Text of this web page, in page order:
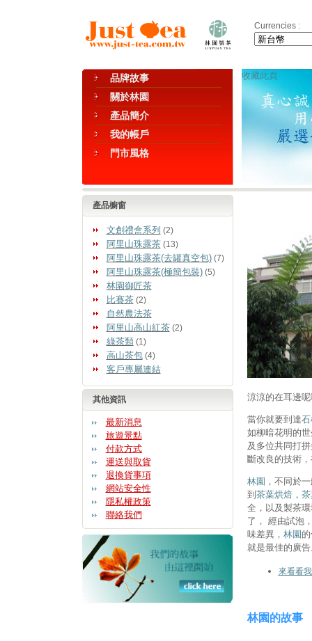
Currencies :
品牌故事
關於林園
產品簡介
我的帳戶
門市風格
收藏此頁
產品櫥窗
文創禮盒系列 (2)
阿里山珠露茶(13)
阿里山珠露茶(去罐真空包)(7)
阿里山珠露茶(極簡包裝)(5)
林園御匠茶
比賽茶(2)
自然農法茶
阿里山高山紅茶(2)
綠茶類 (1)
高山茶包(4)
客戶專屬連結
其他資訊
最新消息
旅遊景點
付款方式
運送與取貨
退換貨事項
網站安全性
隱私權政策
聯絡我們
涼涼的在耳邊
當你就要到達
如柳暗花明的
及多位共同打
斷改良的技術
林園 ，不同於
到 茶葉烘焙，
全，以及製茶
了， 經由試泡
味差異， 林園
就是最佳的廣告
來看看
林園的故事